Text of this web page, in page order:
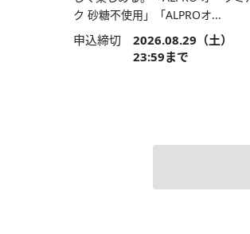
ク 砂糖不使用」「ALPROオ...
申込締切 2026.08.29（土）
23:59まで